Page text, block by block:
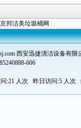
邦洁美垃圾桶网
西安迅捷清洁设备有限
606
:21 人次 昨日访问:5 人次